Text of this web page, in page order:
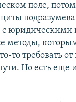
поле,
с юридическими
методы,
то требовать
Но есть